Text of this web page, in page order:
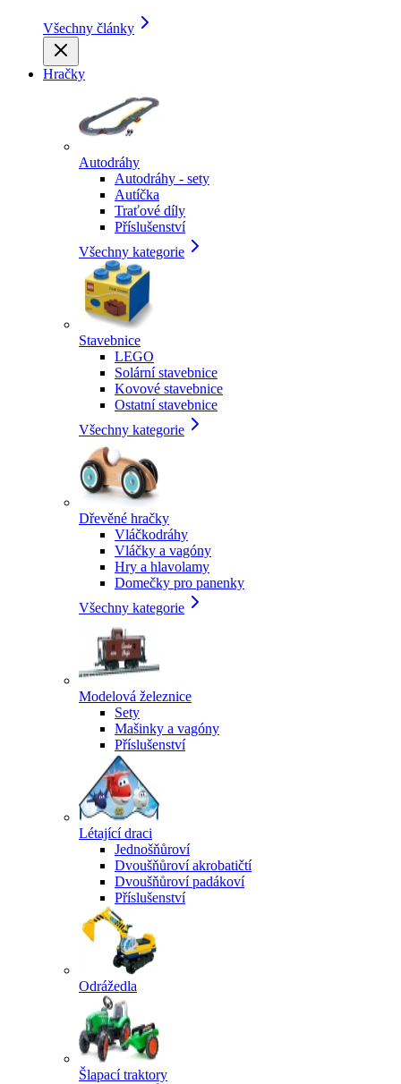
Všechny články
Hračky
Autodráhy
Autodráhy - sety
Autíčka
Traťové díly
Příslušenství
Všechny kategorie
Stavebnice
LEGO
Solární stavebnice
Kovové stavebnice
Ostatní stavebnice
Všechny kategorie
Dřevěné hračky
Vláčkodráhy
Vláčky a vagóny
Hry a hlavolamy
Domečky pro panenky
Všechny kategorie
Modelová železnice
Sety
Mašinky a vagóny
Příslušenství
Létající draci
Jednošňůroví
Dvoušňůroví akrobatičtí
Dvoušňůroví padákoví
Příslušenství
Odrážedla
Šlapací traktory